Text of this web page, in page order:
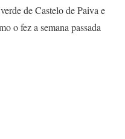
de Castelo de Paiva e
o fez a semana passada